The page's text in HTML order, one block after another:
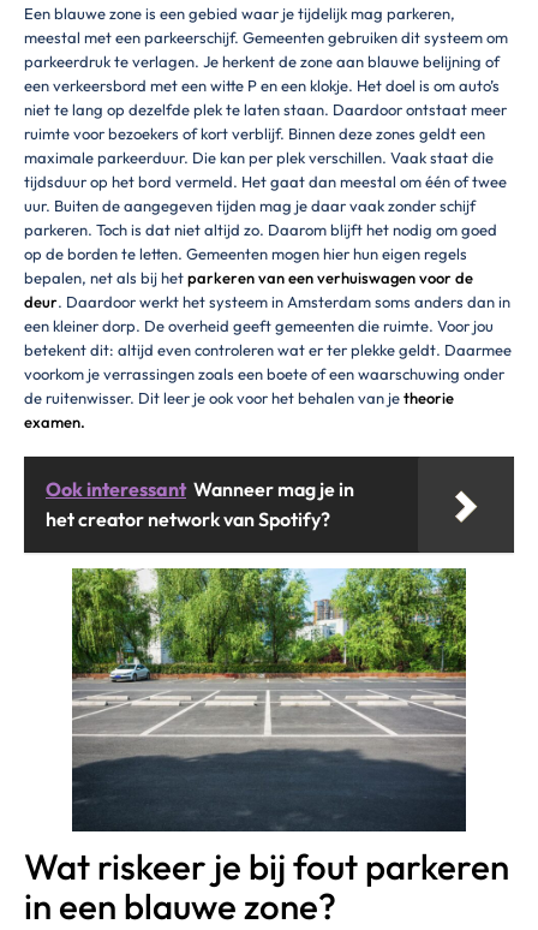
Een blauwe zone is een gebied waar je tijdelijk mag parkeren,
meestal met een parkeerschijf. Gemeenten gebruiken dit systeem om
parkeerdruk te verlagen. Je herkent de zone aan blauwe belijning of
een verkeersbord met een witte P en een klokje. Het doel is om auto’s
niet te lang op dezelfde plek te laten staan. Daardoor ontstaat meer
ruimte voor bezoekers of kort verblijf. Binnen deze zones geldt een
maximale parkeerduur. Die kan per plek verschillen. Vaak staat die
tijdsduur op het bord vermeld. Het gaat dan meestal om één of twee
uur. Buiten de aangegeven tijden mag je daar vaak zonder schijf
parkeren. Toch is dat niet altijd zo. Daarom blijft het nodig om goed
op de borden te letten. Gemeenten mogen hier hun eigen regels
bepalen, net als bij hetparkeren van een verhuiswagen voor de
deur. Daardoor werkt het systeem in Amsterdam soms anders dan in
een kleiner dorp. De overheid geeft gemeenten die ruimte. Voor jou
betekent dit: altijd even controleren wat er ter plekke geldt. Daarmee
voorkom je verrassingen zoals een boete of een waarschuwing onder
de ruitenwisser. Dit leer je ook voor het behalen van jetheorie
examen.
Ook interessant Wanneer mag je in
het creator network van Spotify?
Wat riskeer je bij fout parkeren
in een blauwe zone?